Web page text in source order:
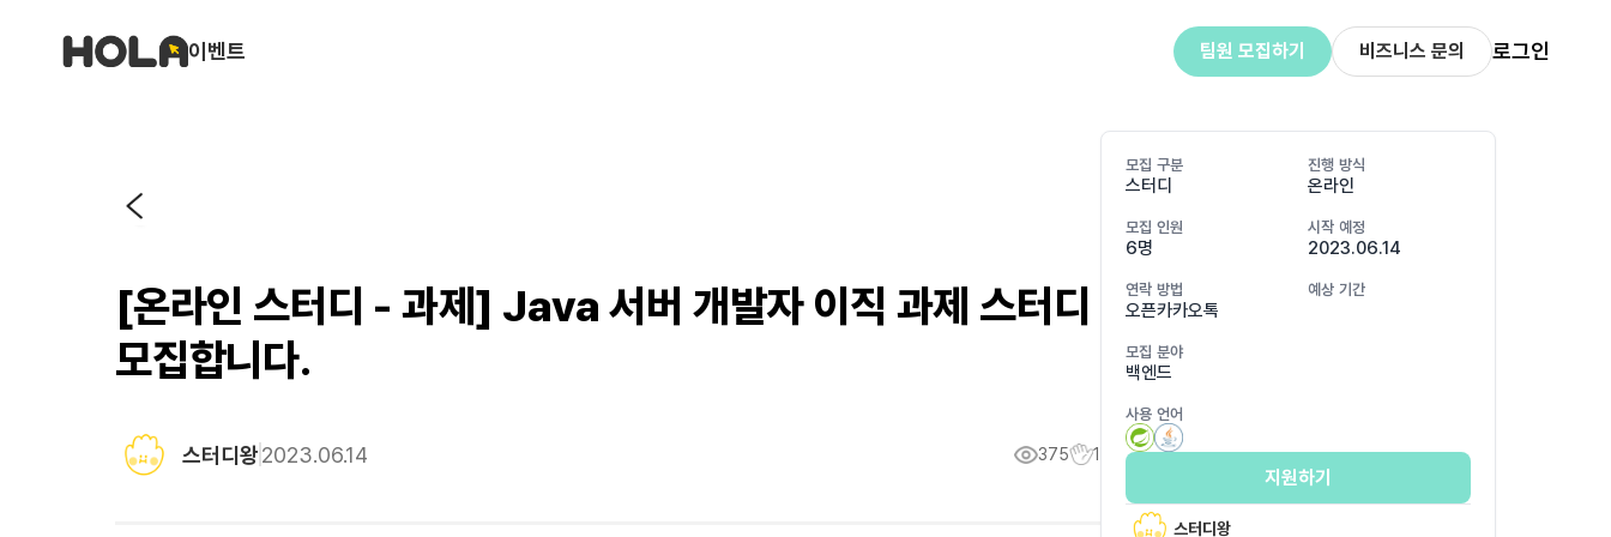
이벤트 팀원 모집하기 비즈니스 문의 로그인
[온라인 스터디 - 과제] Java 서버 개발자 이직 과제 스터디
모집합니다.
스터디왕2023.06.14 375 1
모집 구분
스터디
진행 방식
온라인
모집 인원
6명
시작 예정
2023.06.14
연락 방법
오픈카카오톡
예상 기간
모집 분야
백엔드
사용 언어
지원하기
스터디왕